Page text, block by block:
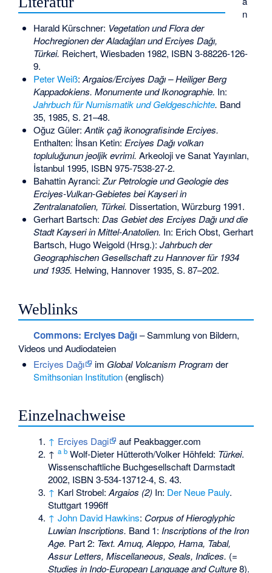
n
Harald Kürschner: Vegetation und Flora der
Hochregionen der Aladaǧları und Erciyes Daǧı,
Türkei. Reichert, Wiesbaden 1982, ISBN 3-88226-126-
9.
Peter Weiß:Argaios/Erciyes Dağı – Heiliger Berg
Kappadokiens. Monumente und Ikonographie. In:
Jahrbuch für Numismatik und Geldgeschichte. Band
35, 1985, S. 21–48.
Oğuz Güler:Antik çağ ikonografisinde Erciyes.
Enthalten: İhsan Ketin: Erciyes Dağı volkan
topluluğunun jeoljik evrimi. Arkeoloji ve Sanat Yayınları,
İstanbul 1995, ISBN 975-7538-27-2.
Bahattin Ayranci:Zur Petrologie und Geologie des
Erciyes-Vulkan-Gebietes bei Kayseri in
Zentralanatolien, Türkei. Dissertation, Würzburg 1991.
Gerhart Bartsch: Das Gebiet des Erciyes Dağı und die
Stadt Kayseri in Mittel-Anatolien. In: Erich Obst, Gerhart
Bartsch, Hugo Weigold (Hrsg.): Jahrbuch der
Geographischen Gesellschaft zu Hannover für 1934
und 1935. Helwing, Hannover 1935, S. 87–202.
Weblinks
Commons: Erciyes Dağı– Sammlung von Bildern,
Videos und Audiodateien
Erciyes Dağı
im Global Volcanism Program der
Smithsonian Institution(englisch)
Einzelnachweise
↑ Erciyes Dagi
auf Peakbagger.com
↑a b Wolf-Dieter Hütteroth/Volker Höhfeld: Türkei.
Wissenschaftliche Buchgesellschaft Darmstadt
2002, ISBN 3-534-13712-4, S. 43.
↑ Karl Strobel:Argaios (2) In: Der Neue Pauly.
Stuttgart 1996ff
↑ John David Hawkins: Corpus of Hieroglyphic
Luwian Inscriptions. Band 1: Inscriptions of the Iron
Age. Part 2: Text. Amuq, Aleppo, Hama, Tabal,
Assur Letters, Miscellaneous, Seals, Indices. (=
Studies in Indo-European Language and Culture8).